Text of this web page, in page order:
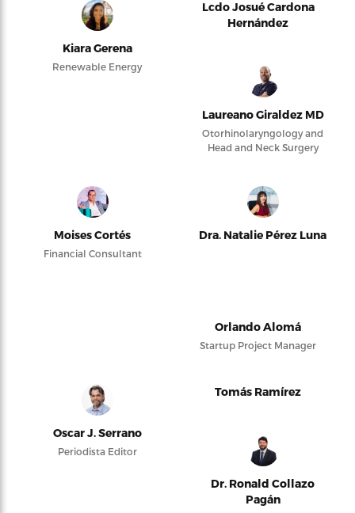
Kiara Gerena
Renewable Energy
Lcdo Josué Cardona
Hernández
Laureano Giraldez MD
Otorhinolaryngology and
Head and Neck Surgery
Moises Cortés
Financial Consultant
Dra. Natalie Pérez Luna
Orlando Alomá
Startup Project Manager
Oscar J. Serrano
Periodista Editor
Tomás Ramírez
Dr. Ronald Collazo
Pagán